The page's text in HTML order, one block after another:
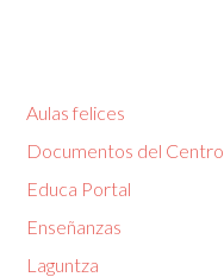
Aulas felices
Documentos del Centro
Educa Portal
Enseñanzas
Laguntza